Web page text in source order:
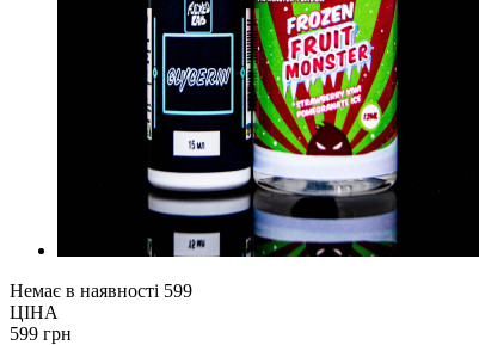
Немає в наявності 599
ЦІНА
599 грн